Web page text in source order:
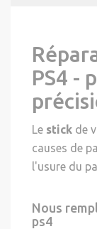
PS4 -
Le stick de
causes de
l'usure du
Nous
ps4